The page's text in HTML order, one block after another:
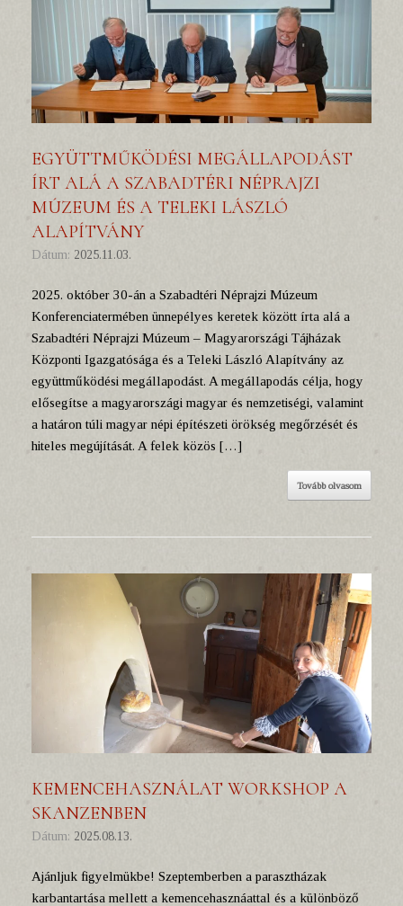
EGYÜTTMŰKÖDÉSI MEGÁLLAPODÁST
ÍRT ALÁ A SZABADTÉRI NÉPRAJZI
MÚZEUM ÉS A TELEKI LÁSZLÓ
ALAPÍTVÁNY
Dátum: 2025.11.03.
2025. október 30-án a Szabadtéri Néprajzi Múzeum
Konferenciatermében ünnepélyes keretek között írta alá a
Szabadtéri Néprajzi Múzeum – Magyarországi Tájházak
Központi Igazgatósága és a Teleki László Alapítvány az
együttműködési megállapodást. A megállapodás célja, hogy
elősegítse a magyarországi magyar és nemzetiségi, valamint
a határon túli magyar népi építészeti örökség megőrzését és
hiteles megújítását. A felek közös […]
Tovább olvasom
KEMENCEHASZNÁLAT WORKSHOP A
SKANZENBEN
Dátum: 2025.08.13.
Ajánljuk figyelmükbe! Szeptemberben a parasztházak
karbantartása mellett a kemencehasznáattal és a különböző